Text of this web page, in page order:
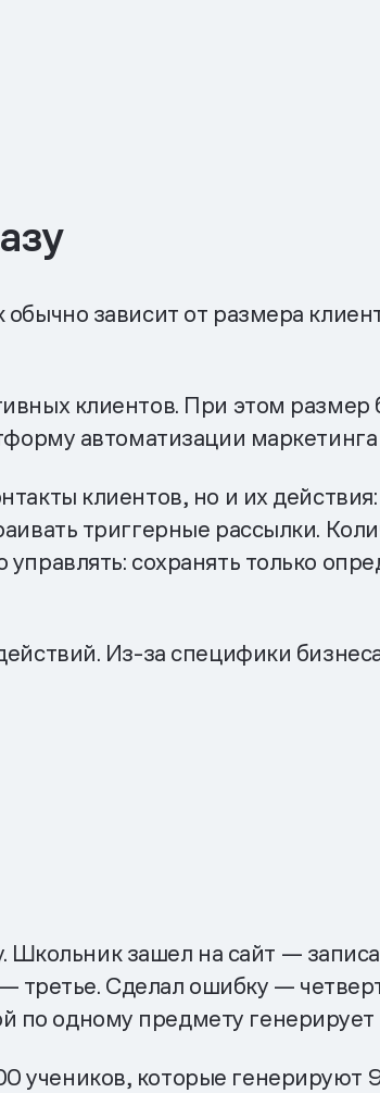
зависит от размера
клиентов. При этом размер
автоматизации
клиентов, но и их
триггерные рассылки.
сохранять только
Из-за специфики
зашел на сайт —
Сделал ошибку —
по одному предмету генерирует
учеников, которые генерируют